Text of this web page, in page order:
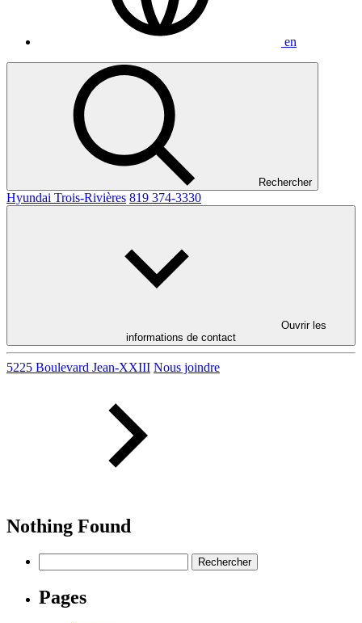
en
Rechercher
Hyundai Trois-Rivières 819 374-3330
Ouvrir les
informations de contact
5225 Boulevard Jean-XXIII Nous joindre
Nothing Found
Pages